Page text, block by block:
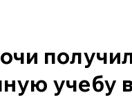
учебу